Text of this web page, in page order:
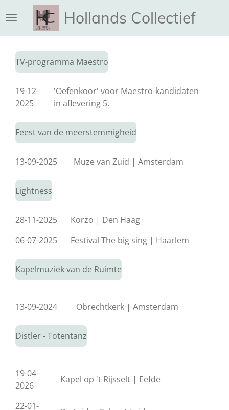
direct
naar
hoofdinhoud
Hollands Collectief
TV-programma Maestro
19-12-
2025
'Oefenkoor' voor Maestro-kandidaten
in aflevering 5.
Feest van de meerstemmigheid
13-09-2025 Muze van Zuid | Amsterdam
Lightness
28-11-2025
Korzo | Den Haag
06-07-2025
Festival The big sing | Haarlem
Kapelmuziek van de Ruimte
13-09-2024 Obrechtkerk | Amsterdam
Distler - Totentanz
19-04-
2026
Kapel op 't Rijsselt | Eefde
22-01-